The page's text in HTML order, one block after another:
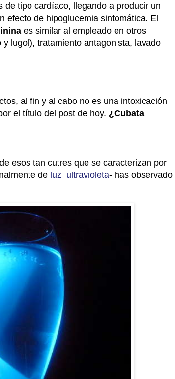
de tipo cardíaco, llegando a producir un
efecto de hipoglucemia sintomática. El
es similar al empleado en otros
lugol), tratamiento antagonista, lavado
al fin y al cabo no es una intoxicación
el título del post de hoy. ¿Cubata
esos tan cutres que se caracterizan por
de luz ultravioleta- has observado